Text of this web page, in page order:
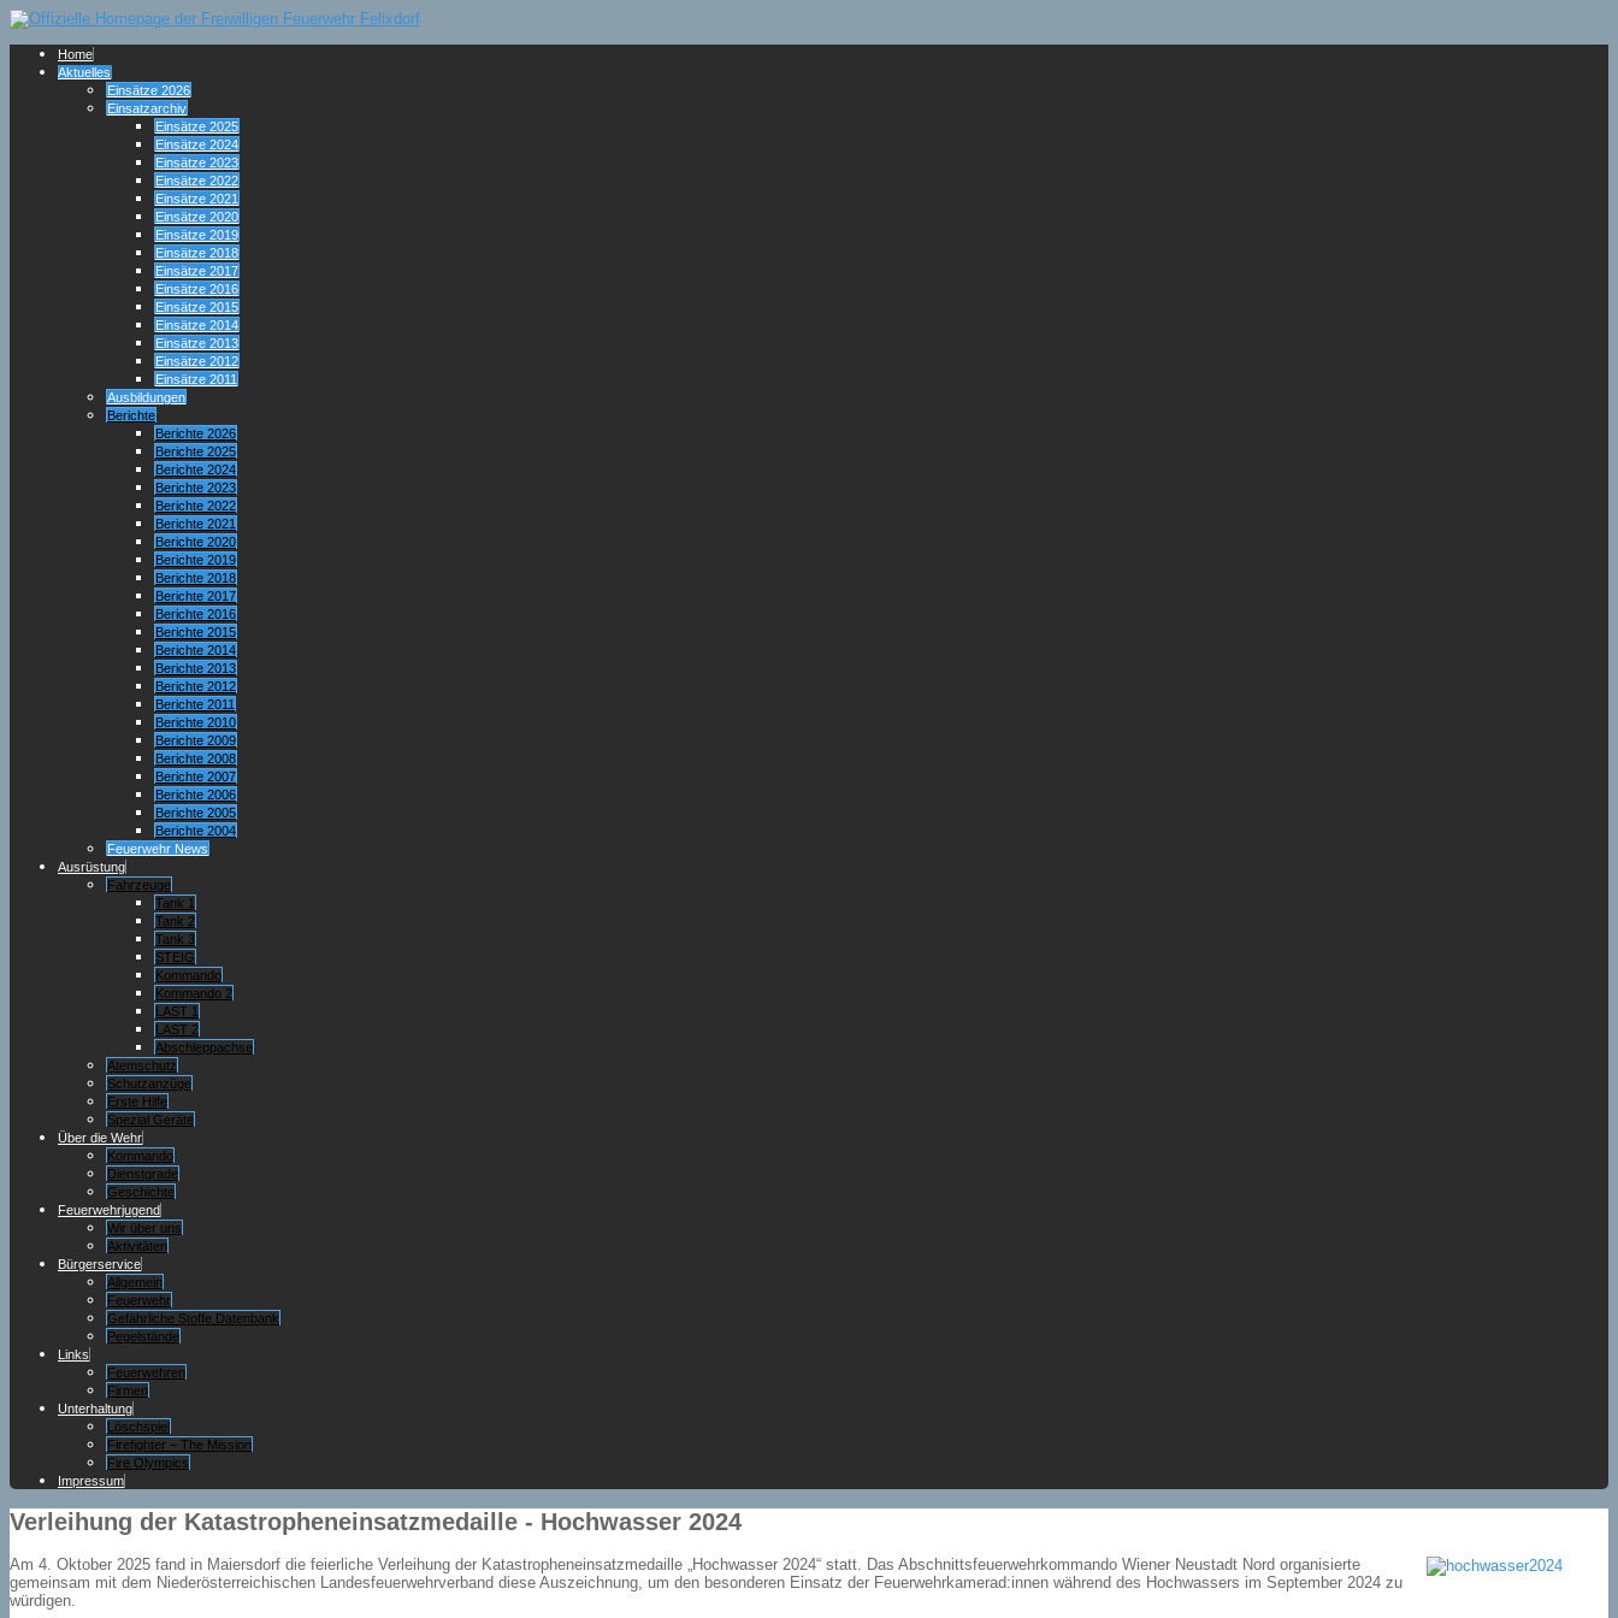
Home
Aktuelles
Einsätze 2026
Einsatzarchiv
Einsätze 2025
Einsätze 2024
Einsätze 2023
Einsätze 2022
Einsätze 2021
Einsätze 2020
Einsätze 2019
Einsätze 2018
Einsätze 2017
Einsätze 2016
Einsätze 2015
Einsätze 2014
Einsätze 2013
Einsätze 2012
Einsätze 2011
Ausbildungen
Berichte
Berichte 2026
Berichte 2025
Berichte 2024
Berichte 2023
Berichte 2022
Berichte 2021
Berichte 2020
Berichte 2019
Berichte 2018
Berichte 2017
Berichte 2016
Berichte 2015
Berichte 2014
Berichte 2013
Berichte 2012
Berichte 2011
Berichte 2010
Berichte 2009
Berichte 2008
Berichte 2007
Berichte 2006
Berichte 2005
Berichte 2004
Feuerwehr News
Ausrüstung
Fahrzeuge
Tank 1
Tank 2
Tank 3
STEIG
Kommando
Kommando 2
LAST 1
LAST 2
Abschleppachse
Atemschutz
Schutzanzüge
Erste Hilfe
Spezial Geräte
Über die Wehr
Kommando
Dienstgrade
Geschichte
Feuerwehrjugend
Wir über uns
Aktivitäten
Bürgerservice
Allgemein
Feuerwehr
Gefährliche Stoffe Datenbank
Pegelstände
Links
Feuerwehren
Firmen
Unterhaltung
Löschspiel
Firefighter – The Mission
Fire Olympics
Impressum
Verleihung der Katastropheneinsatzmedaille - Hochwasser 2024
Am 4. Oktober 2025 fand in Maiersdorf die feierliche Verleihung der Katastropheneinsatzmedaille „Hochwasser 2024“ statt. Das Abschnittsfeuerwehrkommando Wiener Neustadt Nord organisierte
gemeinsam mit dem Niederösterreichischen Landesfeuerwehrverband diese Auszeichnung, um den besonderen Einsatz der Feuerwehrkamerad:innen während des Hochwassers im September 2024 zu
würdigen.